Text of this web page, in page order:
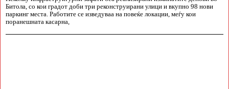
Битола, со кои градот доби три реконструирани улици и вкупно 98 нови
паркинг места. Работите се изведуваа на повеќе локации, меѓу кои
поранешната касарна,